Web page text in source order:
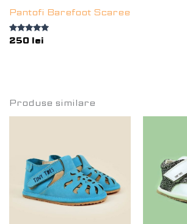
Pantofi Barefoot Scaree
Evaluat la
5.00
250 lei
Produse similare